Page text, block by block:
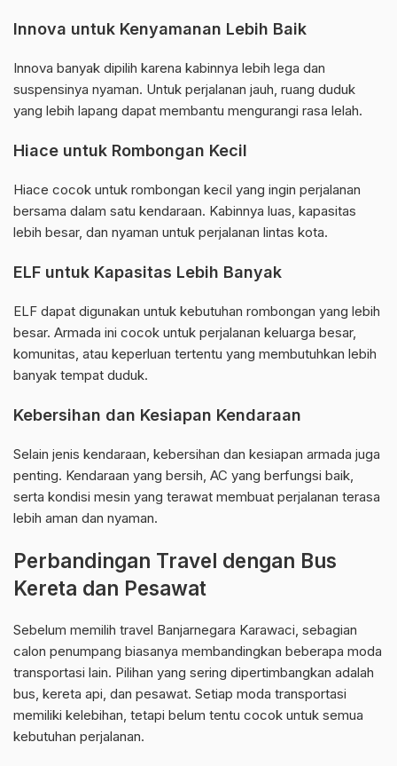
Innova untuk Kenyamanan Lebih Baik
Innova banyak dipilih karena kabinnya lebih lega dan
suspensinya nyaman. Untuk perjalanan jauh, ruang duduk
yang lebih lapang dapat membantu mengurangi rasa lelah.
Hiace untuk Rombongan Kecil
Hiace cocok untuk rombongan kecil yang ingin perjalanan
bersama dalam satu kendaraan. Kabinnya luas, kapasitas
lebih besar, dan nyaman untuk perjalanan lintas kota.
ELF untuk Kapasitas Lebih Banyak
ELF dapat digunakan untuk kebutuhan rombongan yang lebih
besar. Armada ini cocok untuk perjalanan keluarga besar,
komunitas, atau keperluan tertentu yang membutuhkan lebih
banyak tempat duduk.
Kebersihan dan Kesiapan Kendaraan
Selain jenis kendaraan, kebersihan dan kesiapan armada juga
penting. Kendaraan yang bersih, AC yang berfungsi baik,
serta kondisi mesin yang terawat membuat perjalanan terasa
lebih aman dan nyaman.
Perbandingan Travel dengan Bus
Kereta dan Pesawat
Sebelum memilih travel Banjarnegara Karawaci, sebagian
calon penumpang biasanya membandingkan beberapa moda
transportasi lain. Pilihan yang sering dipertimbangkan adalah
bus, kereta api, dan pesawat. Setiap moda transportasi
memiliki kelebihan, tetapi belum tentu cocok untuk semua
kebutuhan perjalanan.